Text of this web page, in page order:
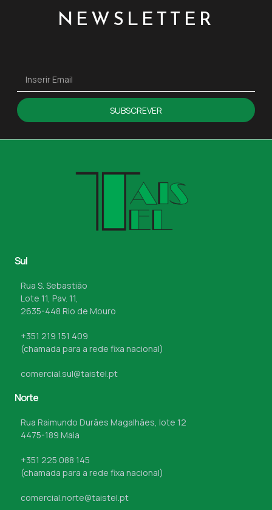
NEWSLETTER
SUBSCREVER
Sul
Rua S. Sebastião
Lote 11, Pav. 11,
2635-448 Rio de Mouro
+351 219 151 409
(chamada para a rede fixa nacional)
comercial.sul@taistel.pt
Norte
Rua Raimundo Durães Magalhães, lote 12
4475-189 Maia
+351 225 088 145
(chamada para a rede fixa nacional)
comercial.norte@taistel.pt